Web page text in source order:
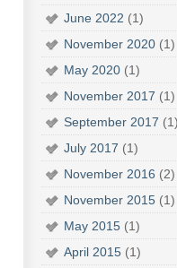
June 2022 (1)
November 2020 (1)
May 2020 (1)
November 2017 (1)
September 2017 (1)
July 2017 (1)
November 2016 (2)
November 2015 (1)
May 2015 (1)
April 2015 (1)